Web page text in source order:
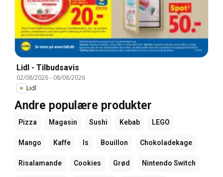
Lidl - Tilbudsavis
02/08/2026- 08/08/2026
Lidl
Andre populære produkter
Pizza Magasin Sushi Kebab LEGO
Mango Kaffe Is Bouillon Chokoladekage
Risalamande Cookies Grød Nintendo Switch